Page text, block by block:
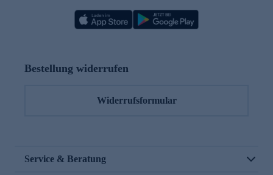
Bestellung widerrufen
Widerrufsformular
Service & Beratung